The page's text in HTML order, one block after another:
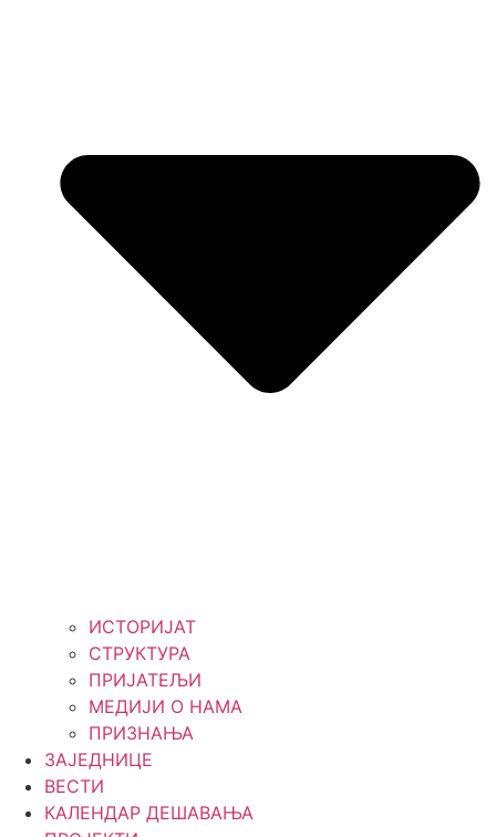
ИСТОРИЈАТ
СТРУКТУРА
ПРИЈАТЕЉИ
МЕДИЈИ О НАМА
ПРИЗНАЊА
ЗАЈЕДНИЦЕ
ВЕСТИ
КАЛЕНДАР ДЕШАВАЊА